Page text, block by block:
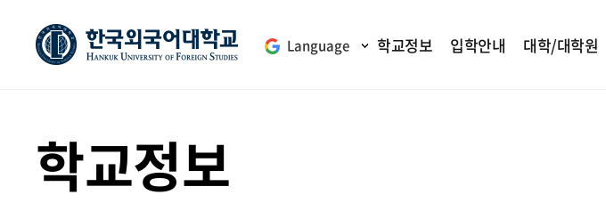
Language 학교정보 입학안내 대학/대학원
학교정보